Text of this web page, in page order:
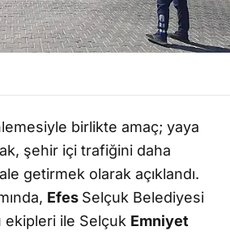
birlikte amaç; yaya
şehir içi trafiğini daha
getirmek olarak açıklandı.
Efes Selçuk Belediyesi
ekipleri ile Selçuk Emniyet